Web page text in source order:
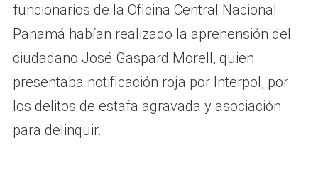
funcionarios de la Oficina Central Nacional
Panamá habían realizado la aprehensión del
ciudadano José Gaspard Morell, quien
presentaba notificación roja por Interpol, por
los delitos de estafa agravada y asociación
para delinquir.